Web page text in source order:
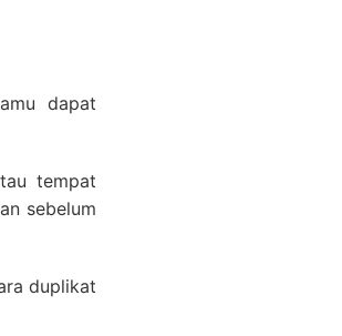
dapat
tempat
sebelum
duplikat